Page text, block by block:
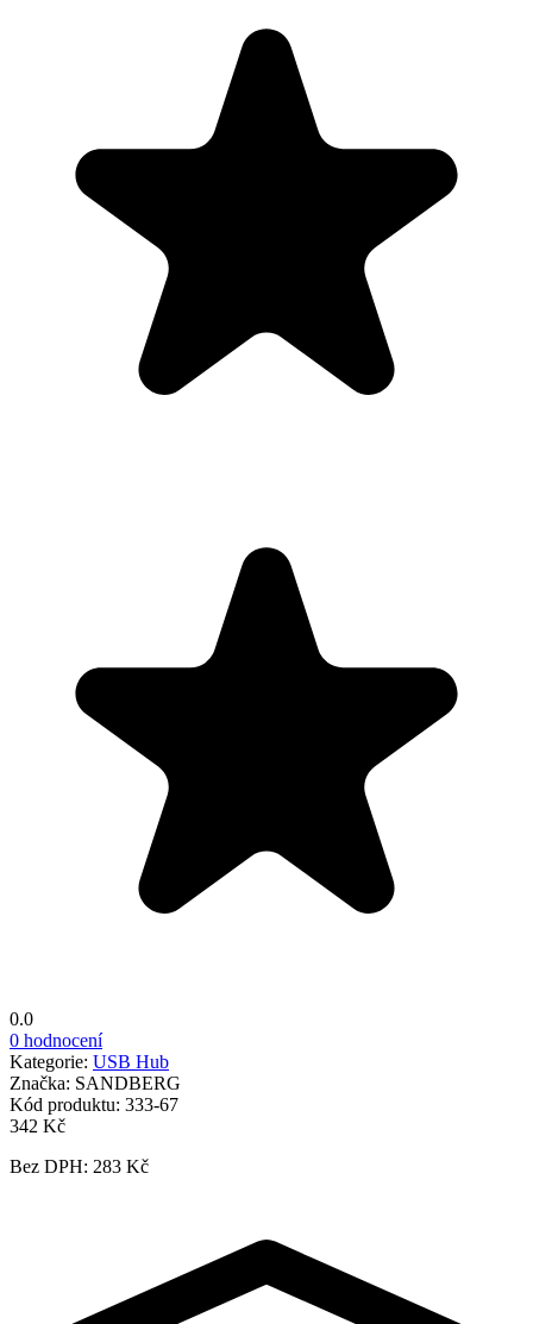
0.0
0 hodnocení
Kategorie: USB Hub
Značka: SANDBERG
Kód produktu: 333-67
342 Kč
Bez DPH: 283 Kč